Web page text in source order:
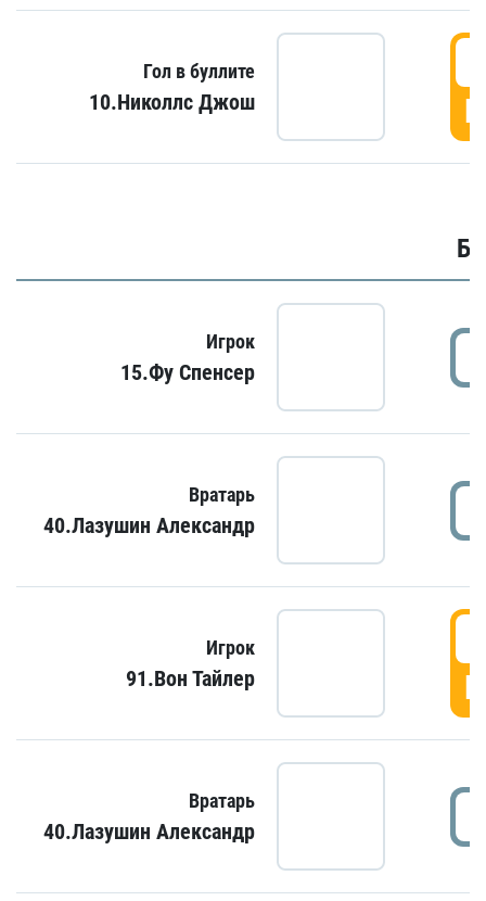
Гол в буллите
10.Николлс Джош
Игрок
15.Фу Спенсер
Вратарь
40.Лазушин Александр
Игрок
91.Вон Тайлер
Вратарь
40.Лазушин Александр